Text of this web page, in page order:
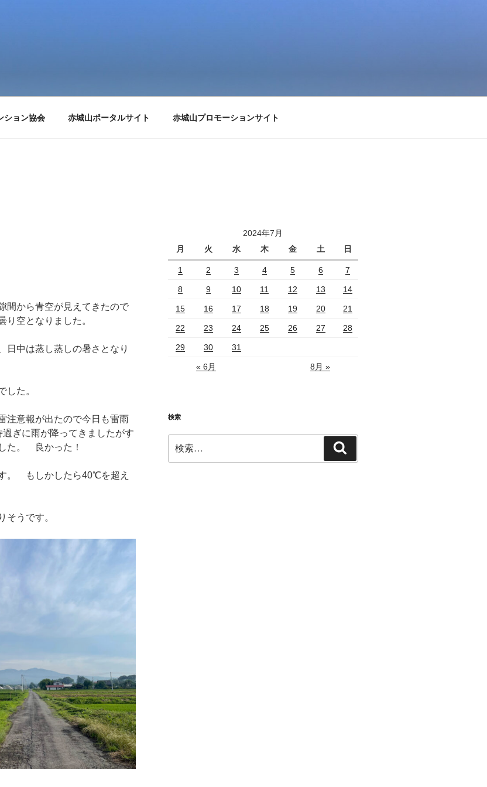
ション協会 赤城山ポータルサイト 赤城山プロモーションサイト
間から青空が見えてきたので
り空となりました。
日中は蒸し蒸しの暑さとなり
した。
注意報が出たので今日も雷雨
ぎに雨が降ってきましたがす
た。 良かった！
。 もしかしたら40℃を超え
そうです。
2024年7月
月
火 水 木 金 土 日
1 2 3 4 5 6 7
8 9 10 11 12 13 14
15 16 17 18 19 20 21
22 23 24 25 26 27 28
29 30 31
« 6月 8月 »
検索
索:
索